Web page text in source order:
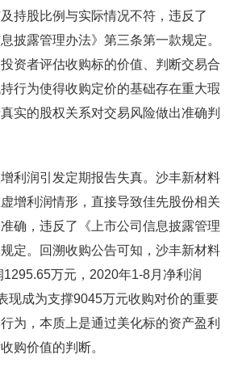
持股比例与实际情况不符，违反了
披露管理办法》第三条第一款规定。
资者评估收购标的价值、判断交易合
行为使得收购定价的基础存在重大瑕
实的股权关系对交易风险做出准确判
利润引发定期报告失真。沙丰新材料
增利润情形，直接导致佳先股份相关
确，违反了《上市公司信息披露管理
定。回溯收购公告可知，沙丰新材料
万元，2020年1-8月净利润
现成为支撑9045万元收购对价的重要
为，本质上是通过美化标的资产盈利
购价值的判断。